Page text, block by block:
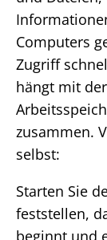
Computers
Zugriff
hängt mit
zusammen.
selbst:
Starten Sie
feststellen,
beginnt und